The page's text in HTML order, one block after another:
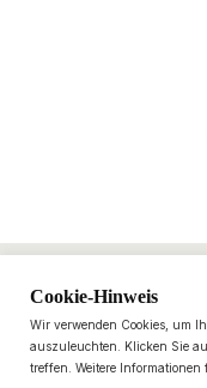
Cookie-Hinweis
Wir verwenden Cookies, um
auszuleuchten. Klicken Sie
treffen. Weitere